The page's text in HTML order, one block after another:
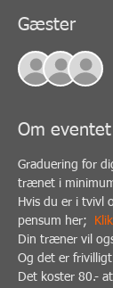
Gæster
Om eventet
Graduering for
trænet i
Hvis du er i tvivl
pensum her;
Din træner vil
Og det er
Det koster 80.-